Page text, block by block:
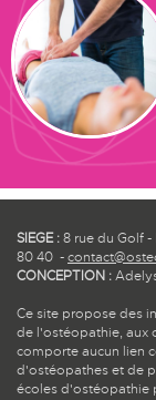
SIEGE :8 rue du Golf -
80 40 -
CONCEPTION :
Ce site propose des
de l'ostéopathie, aux
comporte aucun lien
d'ostéopathes et de
écoles d'ostéopathie